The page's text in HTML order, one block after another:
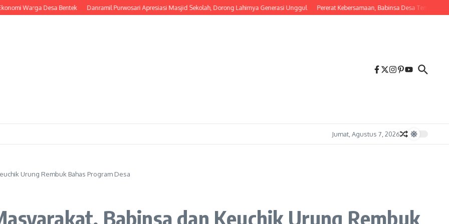
Warga Desa Bentek Danramil Purwosari Apresiasi Masjid Sekolah, Dorong Lahirnya Generasi Unggul Pererat Kebersamaan, Babinsa Desa Tembalang
Jumat, Agustus 7, 2026
Urung Rembuk Bahas Program Desa
Babinsa dan Keuchik Urung Rembuk